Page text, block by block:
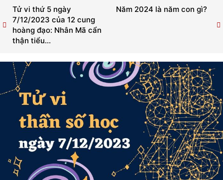
Năm 2024 là năm con gì?
Tử vi thứ 5 ngày
7/12/2023 của 12 cung
hoàng đạo: Nhân Mã cẩn
thận tiểu...